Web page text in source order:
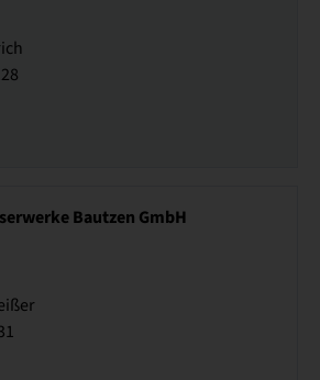
Bautzen GmbH